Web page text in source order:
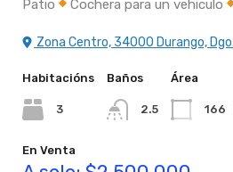
Patio
Cochera para un vehiculo
Zona Centro, 34000 Durango,
Habitacións
3
Baños
2.5
Área
166
En Venta